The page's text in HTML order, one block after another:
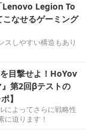
Lenovo Legion To
なせるゲーミング
スしやすい構造もあり
目撃せよ！HoYov
第2回βテストの
】
によってさらに戦略性
に迫ります！